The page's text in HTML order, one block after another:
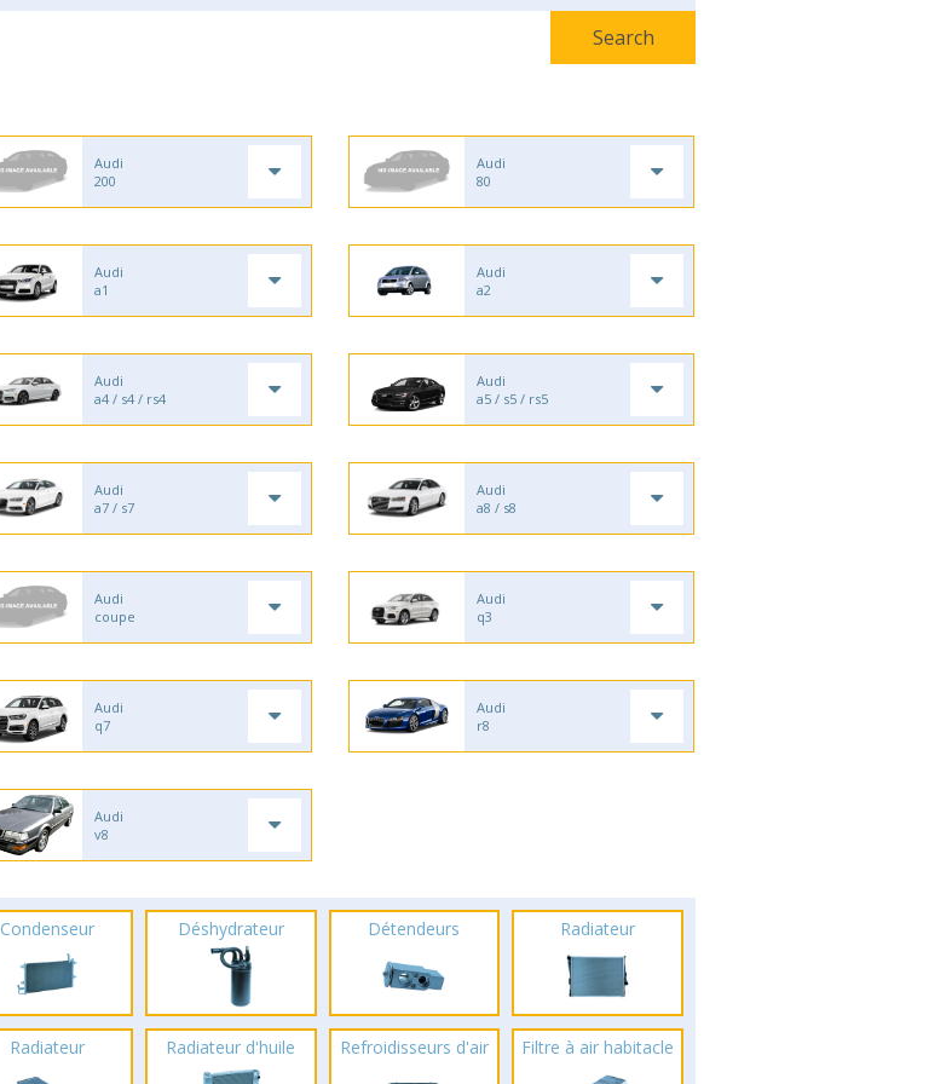
Audi
200
Audi
80
Audi
a1
Audi
a2
Audi
a4 / s4 / rs4
Audi
a5 / s5 / rs5
Audi
a7 / s7
Audi
a8 / s8
Audi
coupe
Audi
q3
Audi
q7
Audi
r8
Audi
v8
Condenseur Déshydrateur Détendeurs Radiateur
Radiateur Radiateur d'huile Refroidisseurs d'air Filtre à air habitacle